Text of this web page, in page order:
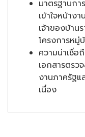
มาตรฐานก
เข้าใจหน้าง
เจ้าของบ้าน
โครงการหมู่
ความน่าเชื่อ
เอกสารตร
งานภาครัฐแ
เนื่อง